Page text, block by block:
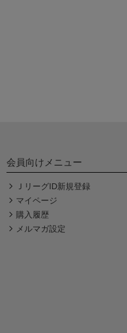
会員向けメニュー
ＪリーグID新規登録
マイページ
購入履歴
メルマガ設定